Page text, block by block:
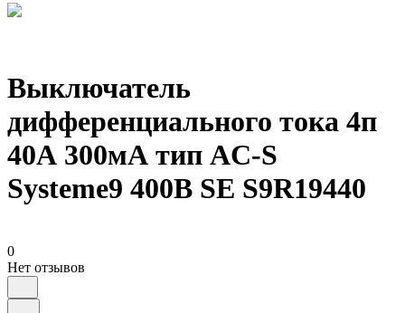
Выключатель
дифференциального тока 4п
40А 300мА тип AC-S
Systeme9 400В SE S9R19440
0
Нет отзывов